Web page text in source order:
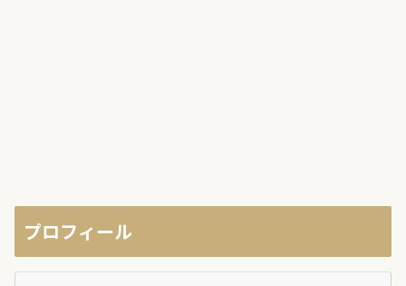
プロフィール